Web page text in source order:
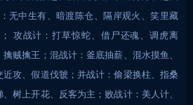
无中生有、暗渡陈仓、隔岸观火、笑里藏
攻战计：打草惊蛇、借尸还魂、调虎离
贼擒王；混战计：釜底抽薪、混水摸鱼、
攻、假道伐虢；并战计：偷梁换柱、指桑
树上开花、反客为主；败战计：美人计、